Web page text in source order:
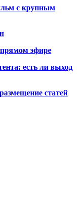
с крупным
эфире
есть ли выход
размещение статей